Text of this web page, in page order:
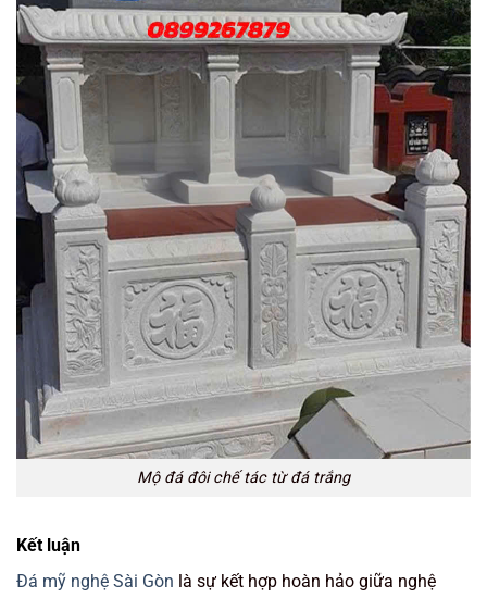
Mộ đá đôi chế tác từ đá trắng
Kết luận
Đá mỹ nghệ Sài Gòn là sự kết hợp hoàn hảo giữa nghệ